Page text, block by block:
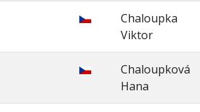
Chaloupka
Viktor
Chaloupková
Hana